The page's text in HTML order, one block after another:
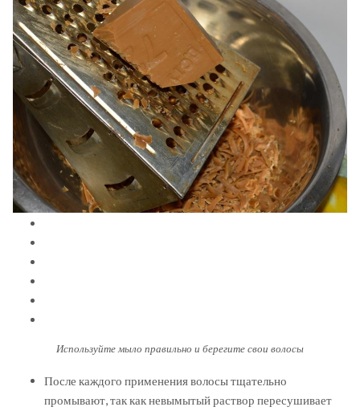
Используйте мыло правильно и берегите свои волосы
После каждого применения волосы тщательно
промывают, так как невымытый раствор пересушивает